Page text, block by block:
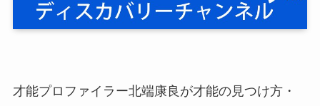
才能プロファイラー北端康良が才能の見つけ方・